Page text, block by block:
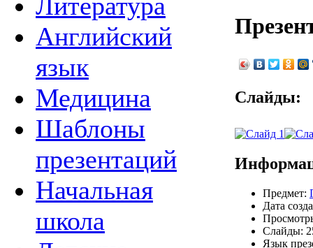
Литература
Английский
язык
Медицина
Шаблоны
презентаций
Начальная
школа
Слайды:
Предмет:
Дата
Слайды:
Язык